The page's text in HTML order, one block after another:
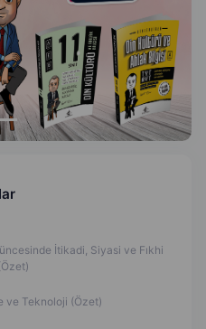
İtikadi, Siyasi ve Fıkhi
ve Teknoloji (Özet)